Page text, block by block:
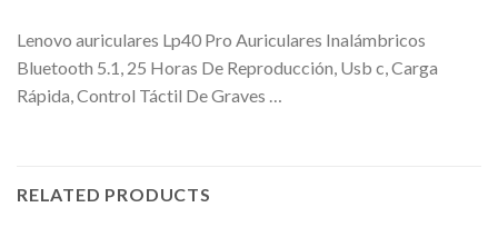
Lenovo auriculares Lp40 Pro Auriculares Inalámbricos
Bluetooth 5.1, 25 Horas De Reproducción, Usb c, Carga
Rápida, Control Táctil De Graves …
RELATED PRODUCTS